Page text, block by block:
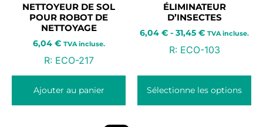
NETTOYEUR DE SOL
POUR ROBOT DE
NETTOYAGE
6,04 € TVA incluse.
R:ECO-217
Ajouter au panier
ÉLIMINATEUR
D’INSECTES
6,04 € - 31,45 € TVA incluse.
R:ECO-103
Sélectionne les options